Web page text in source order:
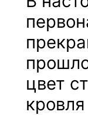
цвет